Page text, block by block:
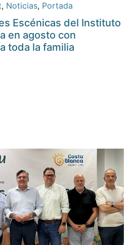
, Noticias, Portada
Escénicas del Instituto
en agosto con
toda la familia